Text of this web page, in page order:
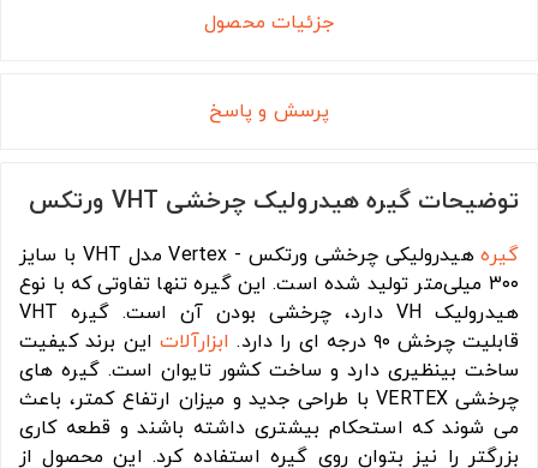
جزئیات محصول
پرسش و پاسخ
توضیحات گیره هیدرولیک چرخشی VHT ورتکس
گیره
هیدرولیکی چرخشی ورتکس - Vertex مدل VHT با سایز
۳۰۰ میلی‌متر تولید شده است. این گیره تنها تفاوتی که با نوع
هیدرولیک VH دارد، چرخشی بودن آن است. گیره VHT
قابلیت چرخش ۹۰ درجه ای را دارد.
ابزارآلاتاین برند کیفیت
ساخت بینظیری دارد و ساخت کشور تایوان است. گیره های
چرخشی VERTEX با طراحی جدید و میزان ارتفاع کمتر، باعث
می شوند که استحکام بیشتری داشته باشند و قطعه کاری
بزرگتر را نیز بتوان روی گیره استفاده کرد. این محصول از